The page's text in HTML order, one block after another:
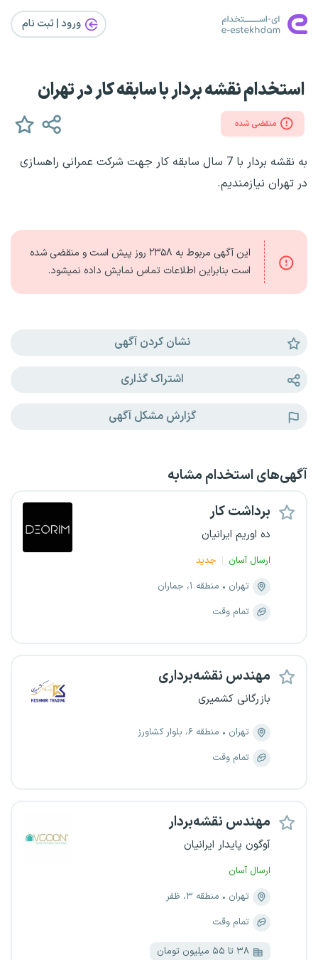
ورود | ثبت‌ نام
استخدام نقشه بردار با سابقه کار در تهران
منقضی شده
به نقشه بردار با 7 سال سابقه کار جهت شرکت عمرانی راهسازی
در تهران نیازمندیم.
این آگهی مربوط به ۲۳۵۸ روز
پیش است و منقضی شده
است بنابراین اطلاعات تماس نمایش داده نمیشود.
نشان کردن آگهی
اشتراک گذاری
گزارش مشکل آگهی
آگهی‌های استخدام مشابه
برداشت کار
ده اوریم ایرانیان
ارسال آسان
جدید
تهران
منطقه ۱، جماران
تمام وقت
مهندس نقشه‌برداری
بازرگانی کشمیری
تهران
منطقه ۶، بلوار کشاورز
تمام وقت
مهندس نقشه‌بردار
آوگون پایدار ایرانیان
ارسال آسان
تهران
منطقه ۳، ظفر
تمام وقت
۳۸ تا ۵۵ میلیون تومان